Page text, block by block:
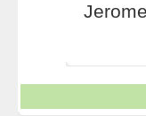
Jerome